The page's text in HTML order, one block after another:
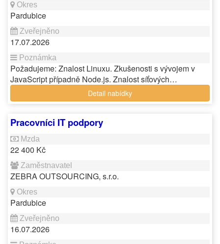
Pardubice
17.07.2026
Požadujeme: Znalost Linuxu. Zkušenosti s vývojem v
JavaScript případně Node.js. Znalost síťových…
Detail nabídky
Pracovníci IT podpory
22 400 Kč
ZEBRA OUTSOURCING, s.r.o.
Pardubice
16.07.2026